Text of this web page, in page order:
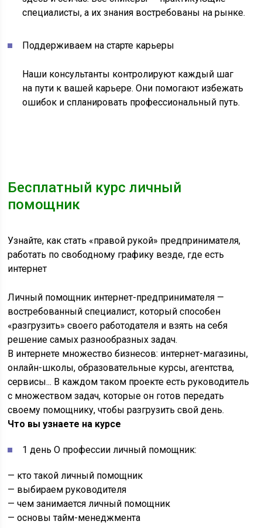
специалисты, а их знания востребованы на рынке.
Поддерживаем на старте карьеры
Наши консультанты контролируют каждый шаг
на пути к вашей карьере. Они помогают избежать
ошибок и спланировать профессиональный путь.
Бесплатный курс личный
помощник
Узнайте, как стать «правой рукой» предпринимателя,
работать по свободному графику везде, где есть
интернет
Личный помощник интернет-предпринимателя —
востребованный специалист, который способен
«разгрузить» своего работодателя и взять на себя
решение самых разнообразных задач.
В интернете множество бизнесов: интернет-магазины,
онлайн-школы, образовательные курсы, агентства,
сервисы... В каждом таком проекте есть руководитель
с множеством задач, которые он готов передать
своему помощнику, чтобы разгрузить свой день.
Что вы узнаете на курсе
1 день О профессии личный помощник:
— кто такой личный помощник
— выбираем руководителя
— чем занимается личный помощник
— основы тайм-менеджмента